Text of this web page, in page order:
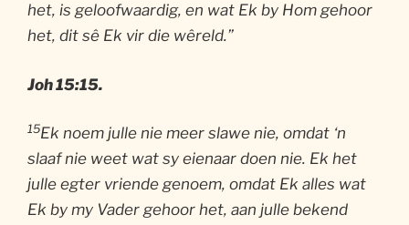
het, is geloofwaardig, en wat Ek by Hom gehoor
het, dit sê Ek vir die wêreld.”
Joh15:15.
15Ek noem julle nie meer slawe nie, omdat ‘n
slaaf nie weet wat sy eienaar doen nie. Ek het
julle egter vriende genoem, omdat Ek alles wat
Ek by my Vader gehoor het, aan julle bekend